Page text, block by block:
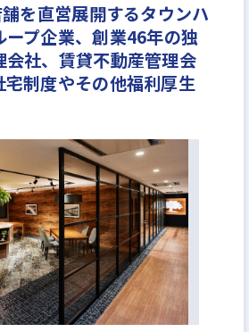
月給30万円
を直営展開するタウンハ
ープ企業、創業46年の独
社、賃貸不動産管理会
制度やその他福利厚生